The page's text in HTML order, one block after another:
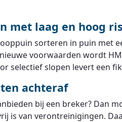
met laag en hoog
sorteren in puin met
voorwaarden wordt
selectief slopen levert een
achteraf
bij een breker? Dan
is van verontreinigingen.